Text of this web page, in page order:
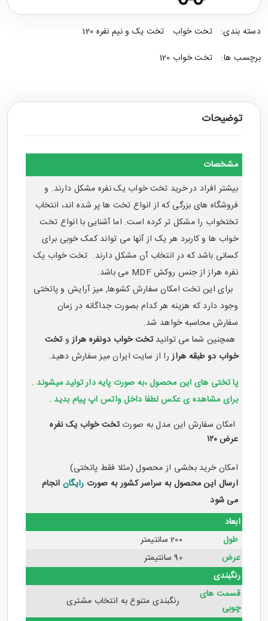
دسته بندی: تخت خواب
تخت یک و نیم نفره 120
برچسب ها:
تخت خواب 120
توضیحات
مشخصات
بیشتر افراد در خرید تخت خواب یک نفره مشکل دارند. و
فروشگاه های بزرگی که از انواع تخت ها پر شده اند، انتخاب
تختخواب را مشکل تر کرده است. اما آشنایی با انواع تخت
خواب ها و کاربرد هر یک از آنها می تواند کمک خوبی برای
کسانی باشد که در انتخاب آن مشکل دارند.تخت خواب یک
نفره هراز از جنس روکش MDF می باشد.
برای این تخت امکان سفارش کشوها, میز آرایش و پاتختی
وجود دارد که هزینه هر کدام بصورت جداگانه در زمان
سفارش محاسبه خواهد شد.
همچنین شما می توانیدتخت خواب دونفره هرازوتخت
خواب دو طبقه هرازرا از سایت ایران میز سفارش دهید.
پا تختی های این محصول ،به صورت پایه دار تولید میشوند .
برای مشاهده ی عکس لطفا داخل واتس اپ پیام بدید .
امکان سفارش این مدل به صورتتخت خواب یک نفره
عرض ۱۲۰
امکان خرید بخشی از محصول (مثلا فقط پاتختی)
ارسال این محصول به سراسر کشور به صورت رایگان انجام
می شود
ابعاد
طول
200 سانتیمتر
عرض
90 سانتیمتر
رنگبندی
قسمت های
چوبی
رنگبندی متنوع به انتخاب مشتری